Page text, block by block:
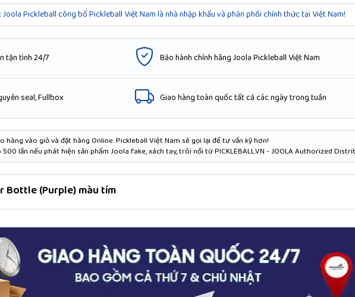
Joola Pickleball công bố Pickleball Việt Nam là nhà nhập khẩu và phân phối chính thức tại Việt Nam!
tận tình 24/7 Bảo hành chính hãng Joola Pickleball Việt Nam
seal, Fullbox Giao hàng toàn quốc tất cả các ngày trong tuần
hàng vào giỏ và đặt hàng Online. Pickleball Việt Nam sẽ gọi lại để tư vấn kỹ hơn!
lần nếu phát hiện sản phẩm Joola fake, xách tay, trôi nổi từ PICKLEBALL.VN - JOOLA Authorized
Bottle (Purple) màu tím